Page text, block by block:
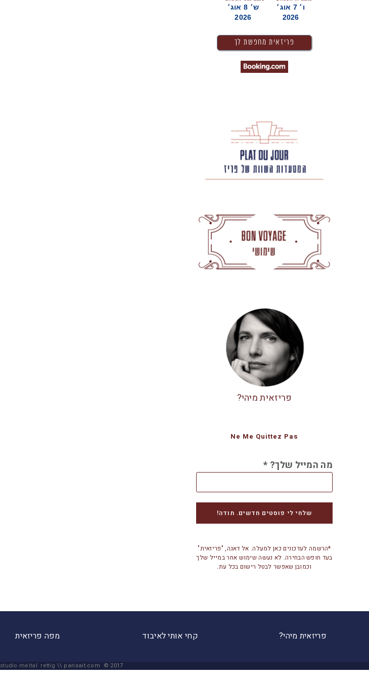
ו׳ 7 אוג׳
2026
ש׳ 8 אוג׳
2026
פריזאית מיהי?
Ne Me Quittez Pas
מה המייל שלך? *
*הרשמה לעדכונים כאן למעלה. אל דאגה, "פריזאית"
בעד חופש הבחירה. לא נעשה שימוש אחר במייל שלך
וכמובן שאפשר לבטל רישום בכל עת.
פריזאית מיהי? קחי אותי לאיבוד מפה פריזאית
studio meital rettig \\ parisait.com © 2017